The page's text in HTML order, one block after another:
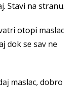
Stavi na stranu.
otopi maslac
dok se sav ne
maslac, dobro